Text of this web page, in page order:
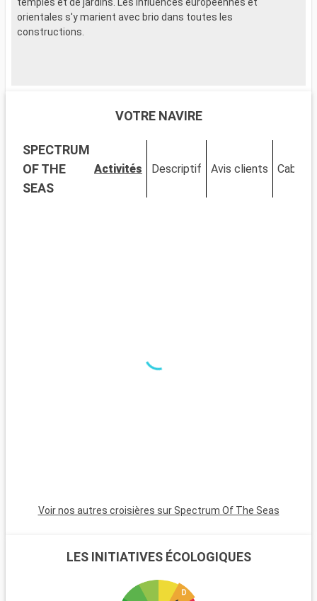
temples et de jardins. Les influences européennes et
orientales s'y marient avec brio dans toutes les
constructions.
VOTRE NAVIRE
SPECTRUM
OF THE
SEAS
Activités Descriptif Avis clients Cabines
Voir nos autres croisières sur Spectrum Of The Seas
LES INITIATIVES ÉCOLOGIQUES